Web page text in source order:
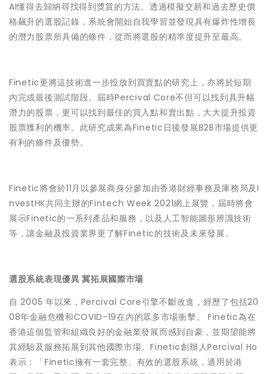
AI懂得去歸納尋找得到獎賞的方法。透過模擬交易和過去歷史價
格飆升的選股記錄，系統會開始自我學習並發現具有爆炸性增長
的潛力股票所具備的條件，從而將選股的精準度提升至最高。
Finetic更將這技術進一步投放到買賣點的研究上，亦將於短期
內完成最後測試階段。屆時Percival Core不但可以找到具升幅
潛力的股票，更可以找到最佳的買入點和賣出點，大大提升投資
股票獲利的機率。此研究成果為Finetic日後發展B2B市場提供更
有利的條件及優勢。
Finetic將會於11月以參展商身分參加由香港財經事務及庫務局及I
nvestHK共同主辦的Fintech Week 2021網上展覽，屆時將會
展示Finetic的一系列產品和服務，以及人工智能圖形辨識技術
等，讓金融及投資業界更了解Finetic的技術及未來發展。
選股系統表現優異 冀拓展國際市場
自 2005 年以來，Percival Core引擎不斷改進，經歷了包括20
08年金融危機和COVID-19在內的眾多市場衝擊。 Finetic為在
香港這個監管和組織良好的金融業發展而感到自豪，並期望能將
其經驗及服務拓展到其他國際市場。Finetic創辦人Percival Ho
表示：「Finetic擁有一套完整、有效的選股系統，適用於港